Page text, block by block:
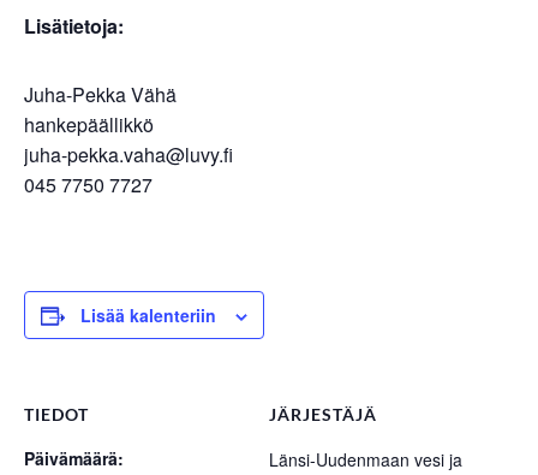
Lisätietoja:
Juha-Pekka Vähä
hankepäällikkö
juha-pekka.vaha@luvy.fi
045 7750 7727
Lisää kalenteriin
TIEDOT
Päivämäärä:
JÄRJESTÄJÄ
Länsi-Uudenmaan vesi ja